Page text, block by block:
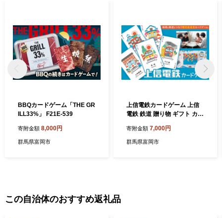
BBQカードゲーム「THE GR
ILL33%」 F21E-539
寄附金額 8,000円
群馬県富岡市
上信電鉄カードゲーム 上信
電鉄 鉄道 贈り物 ギフト カー
寄附金額 7,000円
群馬県富岡市
この自治体のおすすめ返礼品